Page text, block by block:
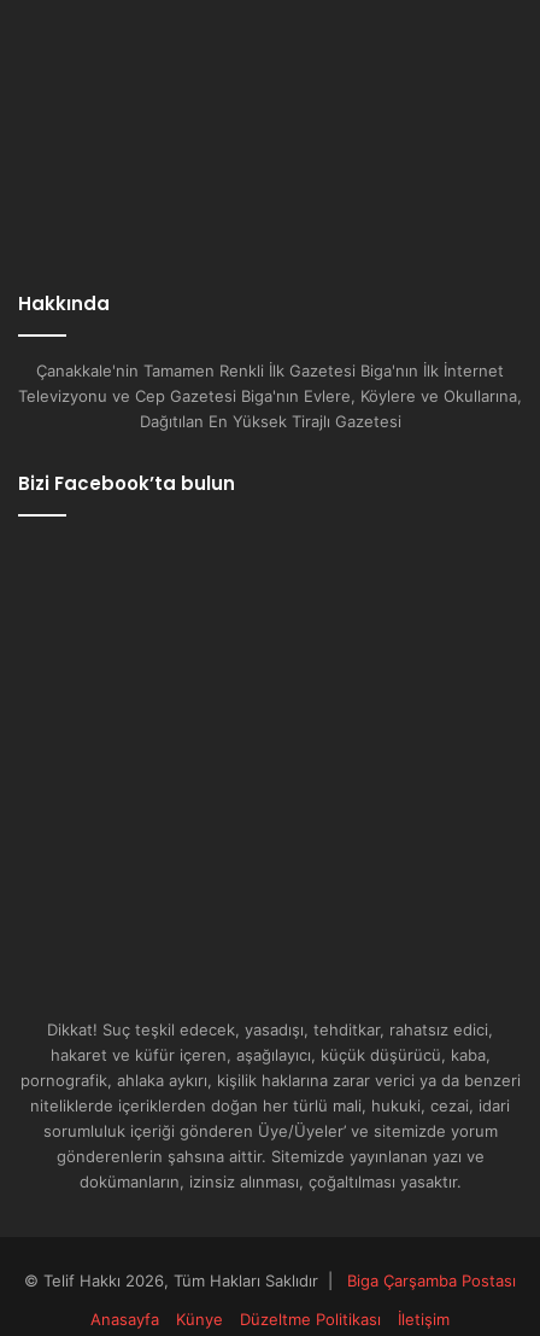
Hakkında
Çanakkale'nin Tamamen Renkli İlk Gazetesi Biga'nın İlk İnternet
Televizyonu ve Cep Gazetesi Biga'nın Evlere, Köylere ve Okullarına,
Dağıtılan En Yüksek Tirajlı Gazetesi
Bizi Facebook’ta bulun
Dikkat! Suç teşkil edecek, yasadışı, tehditkar, rahatsız edici,
hakaret ve küfür içeren, aşağılayıcı, küçük düşürücü, kaba,
pornografik, ahlaka aykırı, kişilik haklarına zarar verici ya da benzeri
niteliklerde içeriklerden doğan her türlü mali, hukuki, cezai, idari
sorumluluk içeriği gönderen Üye/Üyeler’ ve sitemizde yorum
gönderenlerin şahsına aittir. Sitemizde yayınlanan yazı ve
dokümanların, izinsiz alınması, çoğaltılması yasaktır.
© Telif Hakkı 2026, Tüm Hakları Saklıdır | Biga Çarşamba Postası
Anasayfa
Künye Düzeltme Politikası İletişim